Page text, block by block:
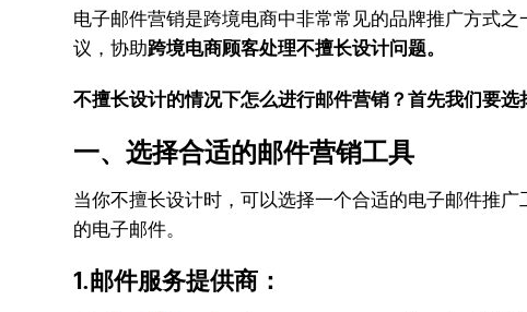
电子邮件营销是跨境电商中非常常见的品牌推广方式
议，协助跨境电商顾客处理不擅长设计问题。
不擅长设计的情况下怎么进行邮件营销？首先我们要
一、选择合适的邮件营销工具
当你不擅长设计时，可以选择一个合适的电子邮件推
的电子邮件。
1.邮件服务提供商：